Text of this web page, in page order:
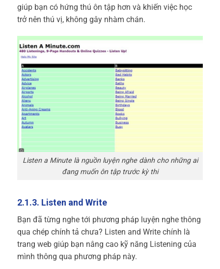
giúp bạn có hứng thú ôn tập hơn và khiến việc học
trở nên thú vị, không gây nhàm chán.
Listen a Minute là nguồn luyện nghe dành cho những ai
đang muốn ôn tập trước kỳ thi
2.1.3. Listen and Write
Bạn đã từng nghe tới phương pháp luyện nghe thông
qua chép chính tả chưa? Listen and Write chính là
trang web giúp bạn nâng cao kỹ năng Listening của
mình thông qua phương pháp này.